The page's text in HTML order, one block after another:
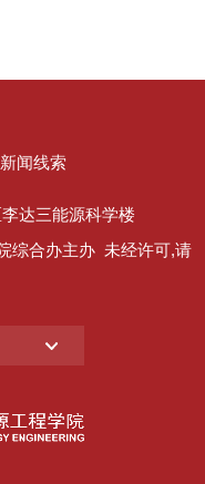
闻线索
达三能源科学楼
综合办主办 未经许可,请